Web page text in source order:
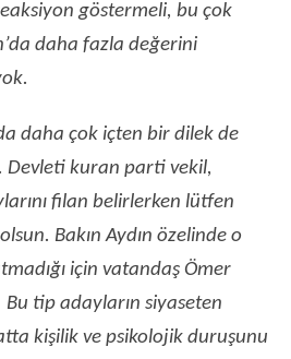
göstermeli, bu çok
daha fazla değerini
daha çok içten bir dilek de
Devleti kuran parti vekil,
filan belirlerken lütfen
Bakın Aydın özelinde o
için vatandaş Ömer
tip adayların siyaseten
kişilik ve psikolojik duruşunu